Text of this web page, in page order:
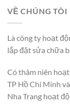
VỀ CHÚNG TÔI
Là công ty hoạt
lắp đặt sửa chữa
Có thâm niên
TP Hồ Chí Minh
Nha Trang hoạt